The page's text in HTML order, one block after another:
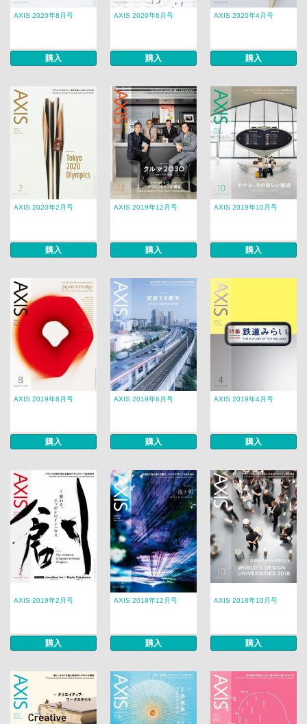
AXIS 2020年8月号
購入
AXIS 2020年6月号
購入
AXIS 2020年4月号
購入
AXIS 2020年2月号
購入
AXIS 2019年12月号
購入
AXIS 2019年10月号
購入
AXIS 2019年8月号
購入
AXIS 2019年6月号
購入
AXIS 2019年4月号
購入
AXIS 2019年2月号
購入
AXIS 2018年12月号
購入
AXIS 2018年10月号
購入